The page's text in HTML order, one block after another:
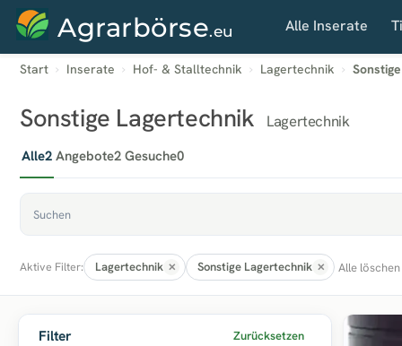
Agrarbörse.eu Alle Inserate
Start Inserate Hof- & Stalltechnik Lagertechnik
Sonstige Lagertechnik Lagertechnik
Alle2 Angebote2 Gesuche0
Aktive Filter: Lagertechnik Sonstige Lagertechnik Alle löschen
Filter Zurücksetzen